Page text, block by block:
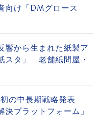
け「DMグロース
から生まれた紙製ア
スタ」 老舗紙問屋・
の中長期戦略発表
決プラットフォーム」